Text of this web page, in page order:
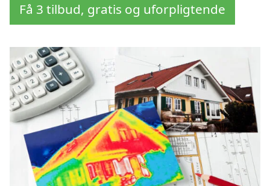
Få 3 tilbud, gratis og uforpligtende